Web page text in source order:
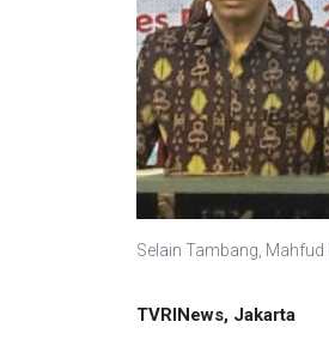
Selain Tambang,
TVRINews, Jakarta